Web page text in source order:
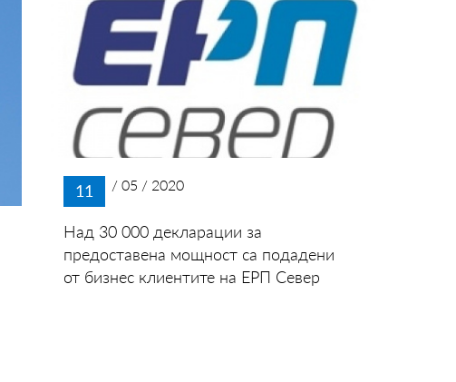
11 / 05 / 2020
Над 30 000 декларации за
предоставена мощност са подадени
от бизнес клиентите на ЕРП Север